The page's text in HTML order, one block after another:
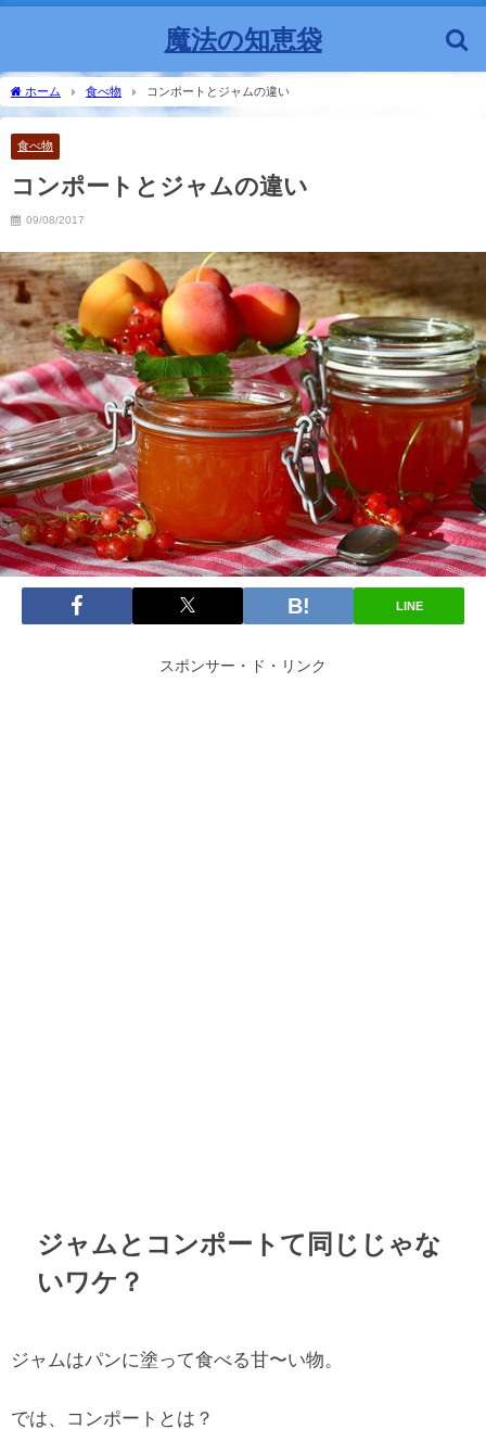
魔法の知恵袋
ホーム 食べ物 コンポートとジャムの違い
食べ物
コンポートとジャムの違い
09/08/2017
LINE
スポンサー・ド・リンク
ジャムとコンポートて同じじゃな
いワケ？
ジャムはパンに塗って食べる甘〜い物。
では、コンポートとは？